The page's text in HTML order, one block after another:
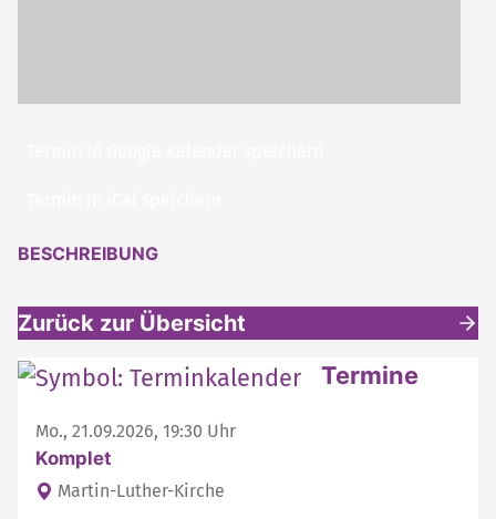
BESCHREIBUNG
Zurück zur Übersicht
Weitere interessante Inhalte Termine
Mo., 21.09.2026, 19:30 Uhr
Komplet
Martin-Luther-Kirche